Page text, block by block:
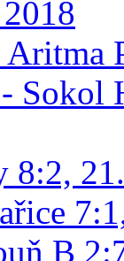
Sokol
8:2,
B